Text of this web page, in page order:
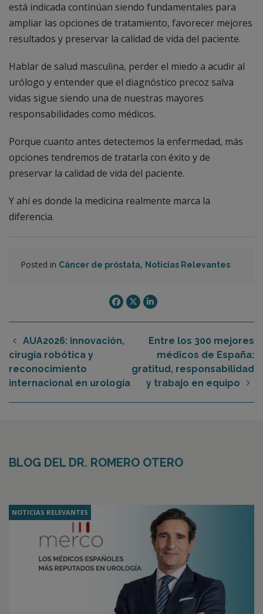
está indicada continúan siendo fundamentales para
ampliar las opciones de tratamiento, favorecer mejores
resultados y preservar la calidad de vida del paciente.
Hablar de salud masculina, perder el miedo a acudir al
urólogo y entender que el diagnóstico precoz salva
vidas sigue siendo una de nuestras mayores
responsabilidades como médicos.
Porque cuanto antes detectemos la enfermedad, más
opciones tendremos de tratarla con éxito y de
preservar la calidad de vida del paciente.
Y ahí es donde la medicina realmente marca la
diferencia.
Posted in Cáncer de próstata, Noticias Relevantes
AUA2026: innovación,
cirugía robótica y
reconocimiento
internacional en urología
Entre los 300 mejores
médicos de España:
gratitud, responsabilidad
y trabajo en equipo
BLOG DEL DR. ROMERO OTERO
NOTICIAS RELEVANTES